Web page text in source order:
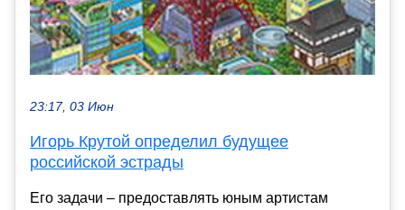
23:17, 03 Июн
Игорь Крутой определил будущее
российской эстрады
Его задачи – предоставлять юным артистам